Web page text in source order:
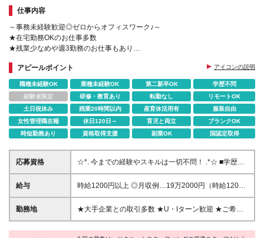
仕事内容
～事務未経験歓迎◎ゼロからオフィスワーク♪～
★在宅勤務OKのお仕事多数
★残業少なめや週3勤務のお仕事もあり
アピールポイント
アイコンの説明
職種未経験OK 業種未経験OK 第二新卒OK
学歴不問
経験者限定
研修・教育あり 転勤なし
リモートOK
土日祝休み
残業20時間以内 産育休活用有
服装自由
女性管理職在籍
休日120日～ 育児と両立
ブランクOK
時短勤務あり
資格取得支援 副業OK 国認定取得
応募資格
☆*. 今までの経験やスキルは一切不問！ .*☆ ■学歴不
問 ■第二新卒・事務デビューなども歓迎 ※子育てによ
るブランク復帰なども応援します！ ☆*. こんな方を歓
手企業で働いてみたい ◎未経験からチャレンジした
い など ※高校生の方はご登録いただけません。 ※元
給与
時給1200円以上 ◎月収例…19万2000円（時給1200
円×1日8h×20日） ※給与の即受取りサービスあり。働
いたお給料の一部を、お給料日前に受け取れます（利
勤務地
★大手企業との取引多数 ★U・Iターン歓迎 ★ご希望
に合わせてお仕事をご紹介します 《勤務地エリア》 ■
北海道・東北 北海道、宮城県、秋田県、福島県、岩